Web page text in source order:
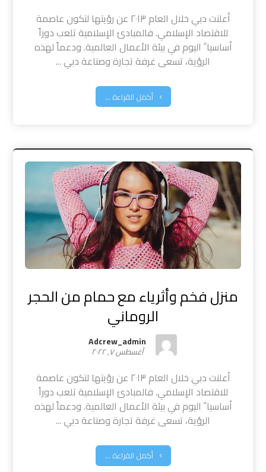
أعلنت دبي خلال العام ٢٠١٣ عن رؤيتها لتكون عاصمة
للاقتصاد الإسلامي. فالمبادئ الإسلامية تلعب دوراً
أساسيا ً اليوم في بيئة الأعمال العالمية. ودعماً لهذه
الرؤية، تسعى غرفة تجارة وصناعة دبي ...
أكمل القراءة ...
منزل فخم وأثرياء مع حمام من الحجر
الروماني
Adcrew_admin
أغسطس ٧, ٢٠٢٢
أعلنت دبي خلال العام ٢٠١٣ عن رؤيتها لتكون عاصمة
للاقتصاد الإسلامي. فالمبادئ الإسلامية تلعب دوراً
أساسيا ً اليوم في بيئة الأعمال العالمية. ودعماً لهذه
الرؤية، تسعى غرفة تجارة وصناعة دبي ...
أكمل القراءة ...